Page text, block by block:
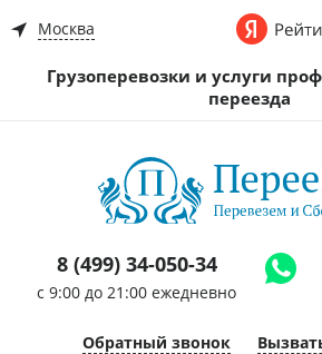
Москва
Грузоперевозки и услуги
переезда
8 (499) 34-050-34
c 9:00 до 21:00 ежедневно
Обратный звонок